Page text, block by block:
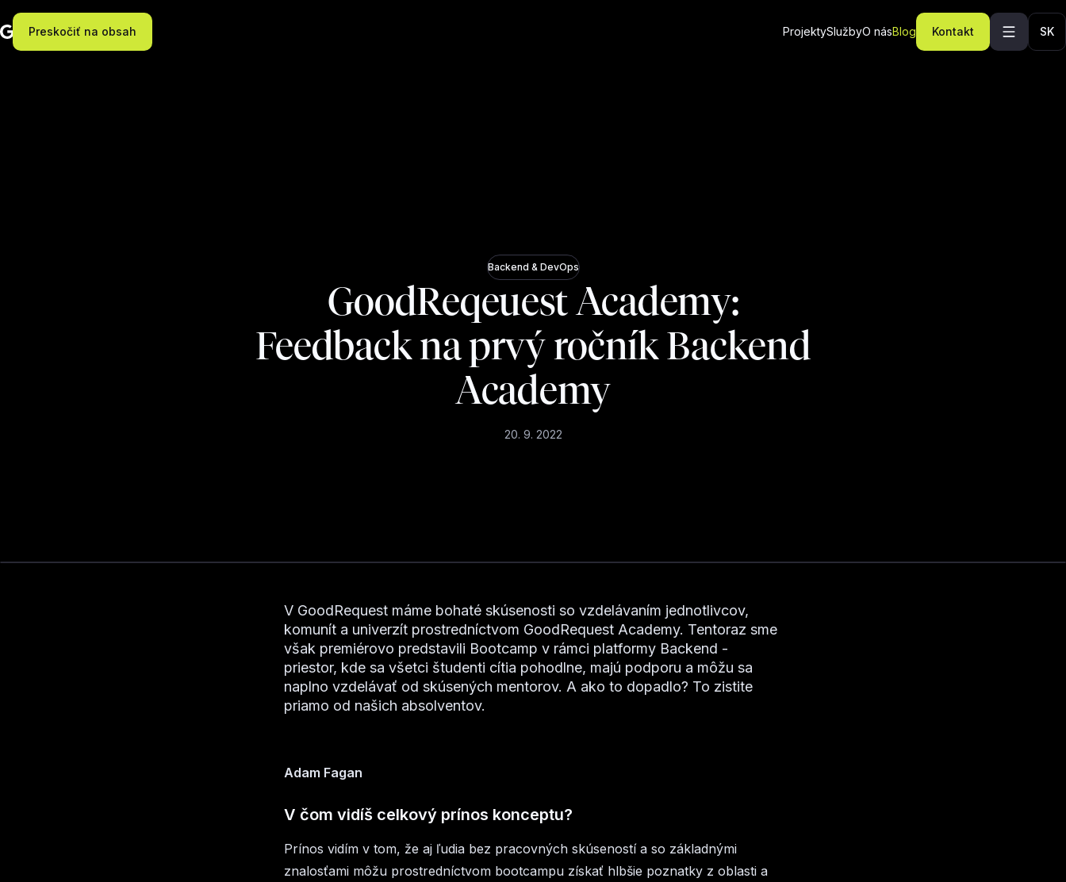
Preskočiť na obsah ProjektySlužbyO násBlog Kontakt SK
Backend & DevOps
GoodReqeuest Academy:
Feedback na prvý ročník Backend
Academy
20. 9. 2022
V GoodRequest máme bohaté skúsenosti so vzdelávaním jednotlivcov,
komunít a univerzít prostredníctvom GoodRequest Academy. Tentoraz sme
však premiérovo predstavili Bootcamp v rámci platformy Backend -
priestor, kde sa všetci študenti cítia pohodlne, majú podporu a môžu sa
naplno vzdelávať od skúsených mentorov. A ako to dopadlo? To zistite
priamo od našich absolventov.
Adam Fagan
V čom vidíš celkový prínos konceptu?
Prínos vidím v tom, že aj ľudia bez pracovných skúseností a so základnými
znalosťami môžu prostredníctvom bootcampu získať hlbšie poznatky z oblasti a